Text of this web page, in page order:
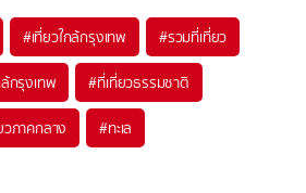
#เที่ยวใกล้กรุงเทพ #รวมที่เที่ยว
กรุงเทพ #ที่เที่ยวธรรมชาติ
วภาคกลาง #ทะเล